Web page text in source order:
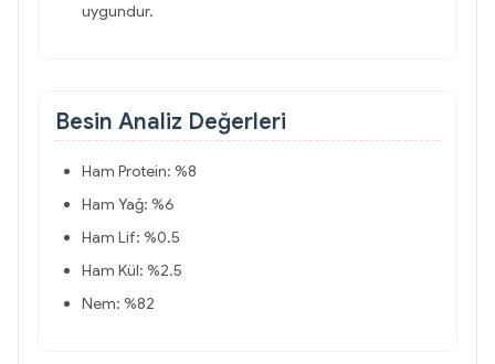
uygundur.
Besin Analiz Değerleri
Ham Protein: %8
Ham Yağ: %6
Ham Lif: %0.5
Ham Kül: %2.5
Nem: %82